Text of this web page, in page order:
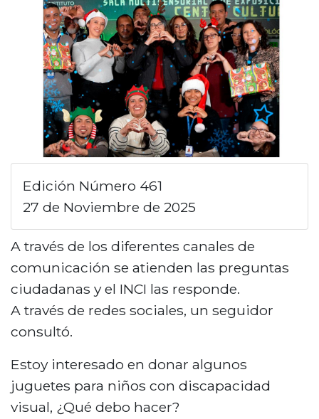
n
c
i
p
a
l
Edición Número 461
27 de Noviembre de 2025
A través de los diferentes canales de
comunicación se atienden las preguntas
ciudadanas y el INCI las responde.
A través de redes sociales, un seguidor
consultó.
Estoy interesado en donar algunos
juguetes para niños con discapacidad
visual, ¿Qué debo hacer?